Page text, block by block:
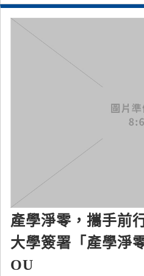
產學淨零，攜手前
大學簽署「產學淨
OU